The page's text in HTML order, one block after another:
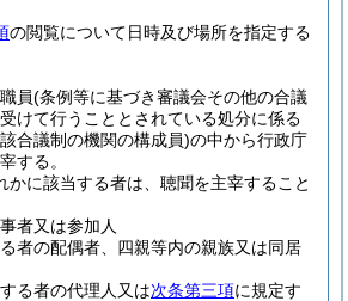
の閲覧について日時及び場所を指定する
員(条例等に基づき審議会その他の合議
けて行うこととされている処分に係る
合議制の機関の構成員)の中から行政庁
する。
かに該当する者は、聴聞を主宰すること
者又は参加人
者の配偶者、四親等内の親族又は同居
る者の代理人又は次条第三項に規定す